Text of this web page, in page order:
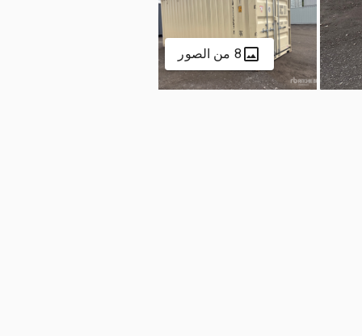
8 من الصور